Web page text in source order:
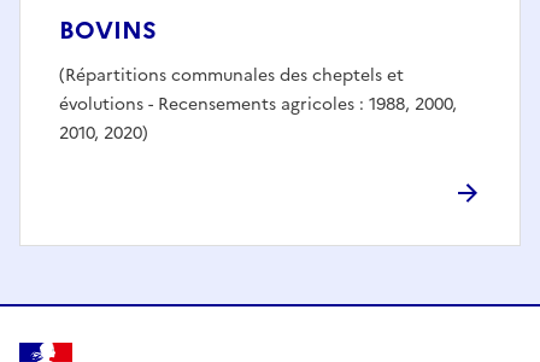
BOVINS
(Répartitions communales des cheptels et
évolutions - Recensements agricoles : 1988, 2000,
2010, 2020)